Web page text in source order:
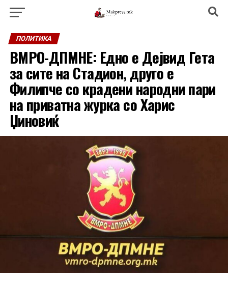
ПОЛИТИКА
ВМРО-ДПМНЕ: Едно е Дејвид Гета
за сите на Стадион, друго е
Филипче со крадени народни пари
на приватна журка со Харис
Џиновиќ